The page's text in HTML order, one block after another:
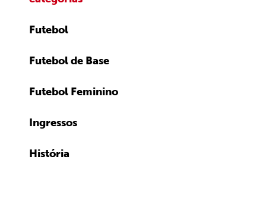
Futebol
Futebol de Base
Futebol Feminino
Ingressos
História